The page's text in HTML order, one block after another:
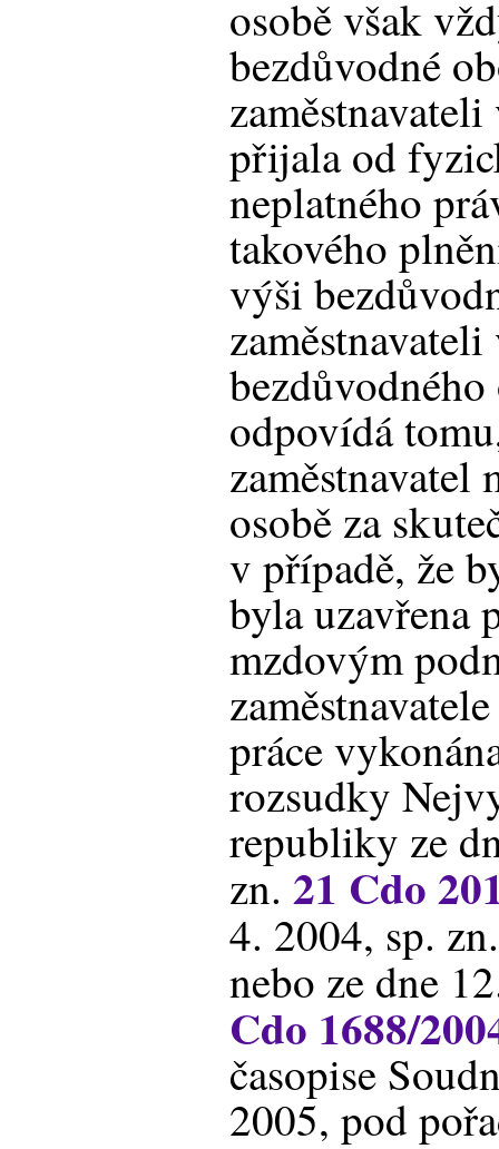
osobě však
bezdůvodné
přijala od
neplatného
takového
výši
odpovídá
osobě za
v případě, že
byla uzavřena
mzdovým
práce
rozsudky
republiky ze
zn.21 Cdo
4. 2004, sp.
nebo ze dne
Cdo 1688/
časopise
2005, pod